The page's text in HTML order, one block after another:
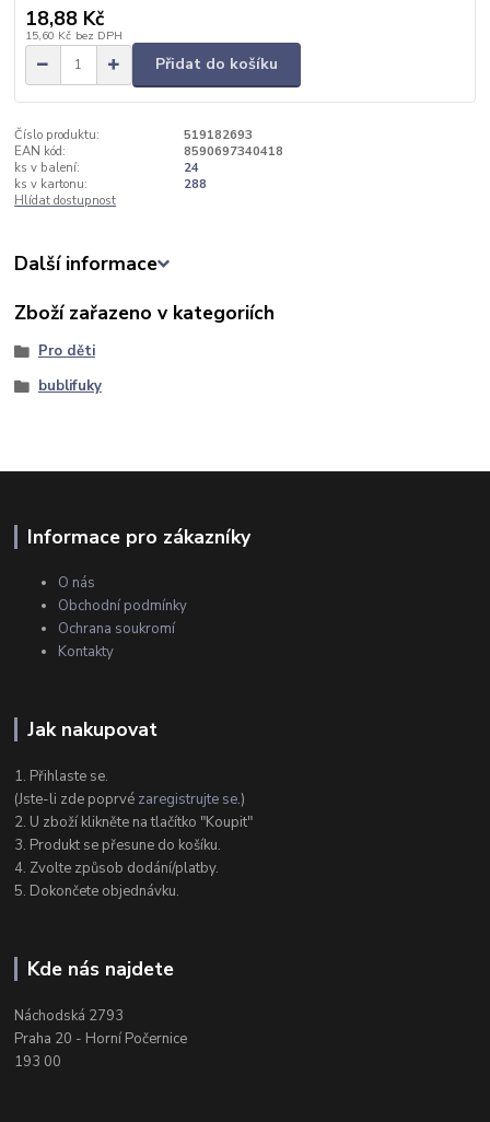
18,88 Kč
15,60 Kč bez DPH
Přidat do košíku
Číslo produktu:
519182693
EAN kód:
8590697340418
ks v balení:
24
ks v kartonu:
288
Hlídat dostupnost
Další informace
Zboží zařazeno v kategoriích
Pro děti
bublifuky
Informace pro zákazníky
O nás
Obchodní podmínky
Ochrana soukromí
Kontakty
Jak nakupovat
1. Přihlaste se.
(Jste-li zde poprvé zaregistrujte se.)
2. U zboží klikněte na tlačítko "Koupit"
3. Produkt se přesune do košíku.
4. Zvolte způsob dodání/platby.
5. Dokončete objednávku.
Kde nás najdete
Náchodská 2793
Praha 20 - Horní Počernice
193 00